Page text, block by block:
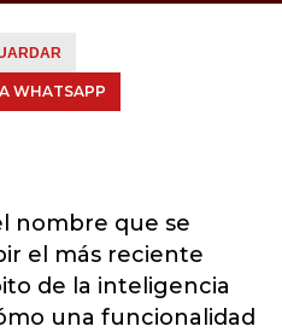
WHATSAPP
nombre que se
el más reciente
de la inteligencia
una funcionalidad